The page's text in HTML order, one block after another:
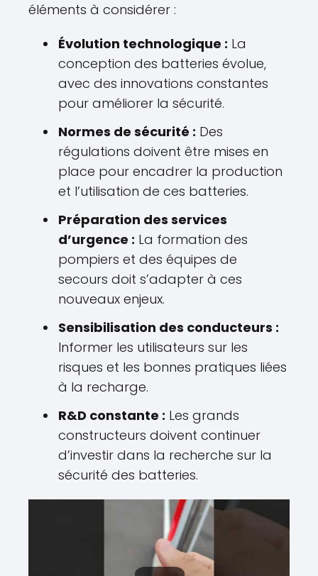
éléments à considérer :
Évolution technologique : La
conception des batteries évolue,
avec des innovations constantes
pour améliorer la sécurité.
Normes de sécurité : Des
régulations doivent être mises en
place pour encadrer la production
et l’utilisation de ces batteries.
Préparation des services
d’urgence : La formation des
pompiers et des équipes de
secours doit s’adapter à ces
nouveaux enjeux.
Sensibilisation des conducteurs :
Informer les utilisateurs sur les
risques et les bonnes pratiques liées
à la recharge.
R&D constante : Les grands
constructeurs doivent continuer
d’investir dans la recherche sur la
sécurité des batteries.